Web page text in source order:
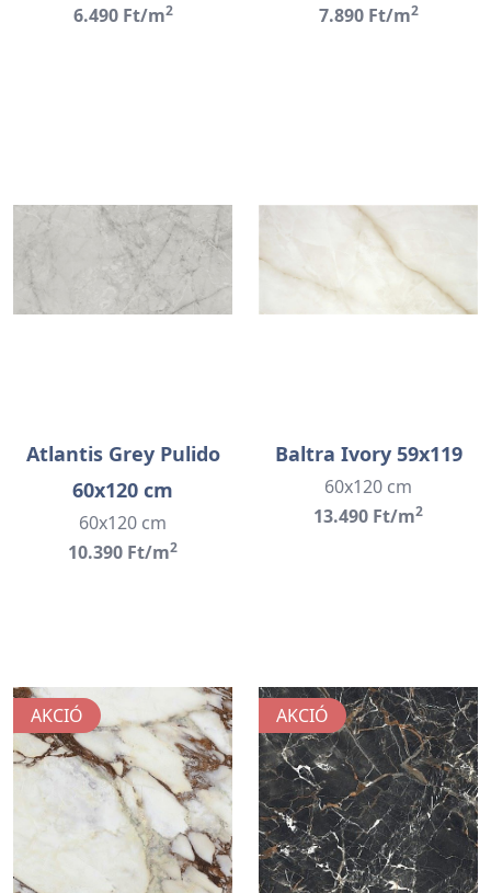
6.490 Ft/m2
7.890 Ft/m2
Atlantis Grey Pulido
60x120 cm
60x120 cm
10.390 Ft/m2
Baltra Ivory 59x119
60x120 cm
13.490 Ft/m2
AKCIÓ AKCIÓ